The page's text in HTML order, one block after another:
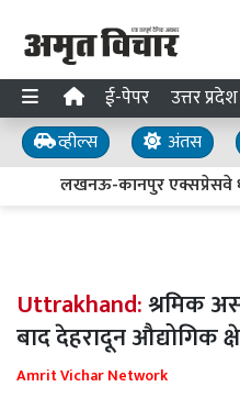
ई-पेपर उत्तर प्रदेश
व्हील्स अंतस
लखनऊ-कानपुर एक्सप्रेसवे
Uttrakhand:श्रमिक
बाद देहरादून औद्योगिक
Amrit Vichar Network